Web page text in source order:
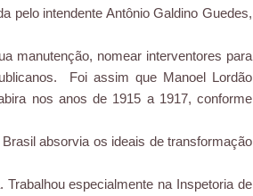
pelo intendente Antônio Galdino Guedes,
manutenção, nomear interventores para
Foi assim que Manoel Lordão
nos anos de 1915 a 1917, conforme
absorvia os ideais de transformação
especialmente na Inspetoria de